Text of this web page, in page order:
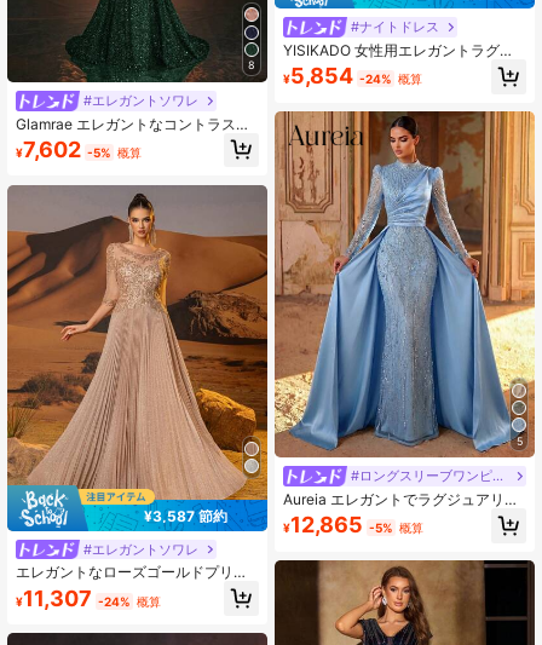
8
#エレガントソワレ
Glamrae エレガントなコントラスト
メッシュアプリケーション 長袖Vネ
ック ハイウエスト スリムマーメイド
ォーマルプロムドレス、ウェディン
グゲスト、卒業式、ディナー、パー
ティードレス、バレンタインデー用
¥7,602 -5% 概算
¥3,587 節約
#エレガントソワレ
エレガントなローズゴールドプリー
ツフォーマルガウン、刺繍ボディ
ス、ボートネック、ハーフスリー
¥11,307 -24% 概算
#ナイトドレス
YISIKADO 女性用エレガントラグジ
ュアリーシフォンロングスリーブイ
ブニングドレス、パーティードレ
ルドレス春休み
¥5,854 -24% 概算
5
#ロングスリーブワンピース
Aureia エレガントでラグジュアリー
なビーズバブル刺繍スパンコールパ
ッチワークサテンシアー袖マーメイ
ート シアー袖マーメイドスカート ギ
ャザー入り ウェディングイベント バ
チェラーパーティー バケーション ボ
ール イブニングガラ ドレス (重厚な
職人技スタイル)
¥12,865 -5% 概算